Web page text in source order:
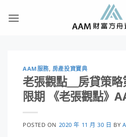
AAM服務, 房產投資寶典
老張觀點＿房貸策
限期 《老張觀點》
POSTED ON 2020 年 11 月 30 日 BY